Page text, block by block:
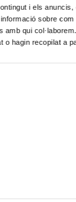
i els
sobre
qui
o hagin recopilat a
o hazte
y herencias